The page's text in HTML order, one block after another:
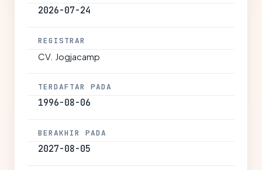
2026-07-24
REGISTRAR
CV. Jogjacamp
TERDAFTAR PADA
1996-08-06
BERAKHIR PADA
2027-08-05